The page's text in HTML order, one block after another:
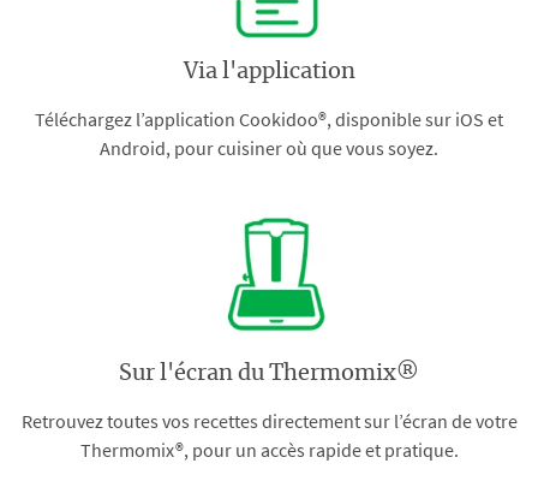
Via l'application
Téléchargez l’application Cookidoo®, disponible sur iOS et
Android, pour cuisiner où que vous soyez.
Sur l'écran du Thermomix®
Retrouvez toutes vos recettes directement sur l’écran de votre
Thermomix®, pour un accès rapide et pratique.